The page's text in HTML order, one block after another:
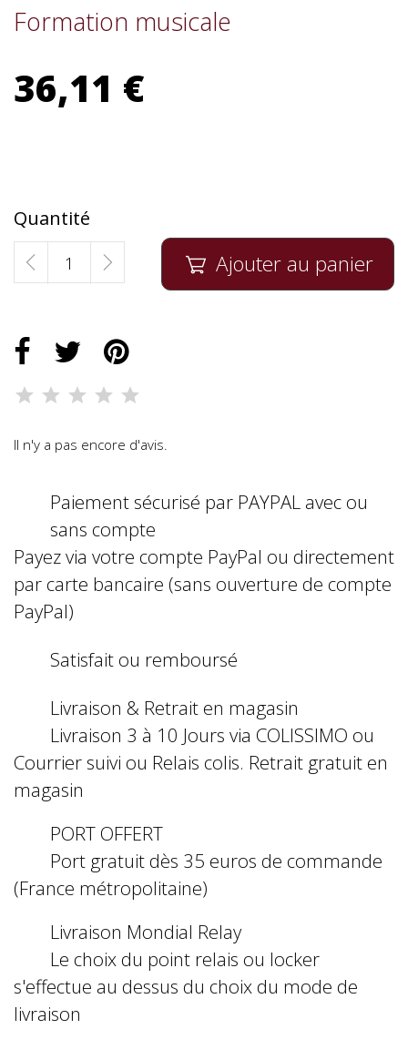
Formation musicale
36,11 €
Quantité
 Ajouter au panier
Il n'y a pas encore d'avis.
Paiement sécurisé par PAYPAL avec ou
sans compte
Payez via votre compte PayPal ou directement
par carte bancaire (sans ouverture de compte
PayPal)
Satisfait ou remboursé
Livraison & Retrait en magasin
Livraison 3 à 10 Jours via COLISSIMO ou
Courrier suivi ou Relais colis. Retrait gratuit en
magasin
PORT OFFERT
Port gratuit dès 35 euros de commande
(France métropolitaine)
Livraison Mondial Relay
Le choix du point relais ou locker
s'effectue au dessus du choix du mode de
livraison